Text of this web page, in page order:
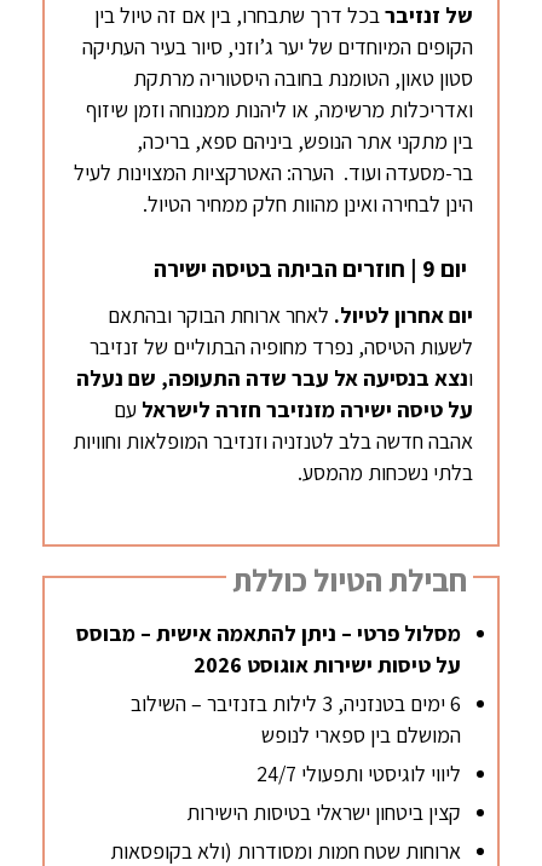
של זנזיברבכל דרך שתבחרו, בין אם זה טיול בין
הקופים המיוחדים של יער ג’וזני, סיור בעיר העתיקה
סטון טאון, הטומנת בחובה היסטוריה מרתקת
ואדריכלות מרשימה, או ליהנות ממנוחה וזמן שיזוף
בין מתקני אתר הנופש, ביניהם ספא, בריכה,
בר-מסעדה ועוד. הערה: האטרקציות המצוינות לעיל
הינן לבחירה ואינן מהוות חלק ממחיר הטיול.
יום 9 | חוזרים הביתה בטיסה ישירה
יום אחרון לטיול. לאחר ארוחת הבוקר ובהתאם
לשעות הטיסה, נפרד מחופיה הבתוליים של זנזיבר
ונצא בנסיעה אל עבר שדה התעופה, שם נעלה
על טיסה ישירה מזנזיבר חזרה לישראל עם
אהבה חדשה בלב לטנזניה וזנזיבר המופלאות וחוויות
בלתי נשכחות מהמסע.
חבילת הטיול כוללת
מסלול פרטי – ניתן להתאמה אישית – מבוסס
על טיסות ישירות אוגוסט 2026
6 ימים בטנזניה, 3 לילות בזנזיבר – השילוב
המושלם בין ספארי לנופש
ליווי לוגיסטי ותפעולי 24/7
קצין ביטחון ישראלי בטיסות הישירות
ארוחות שטח חמות ומסודרות (ולא בקופסאות